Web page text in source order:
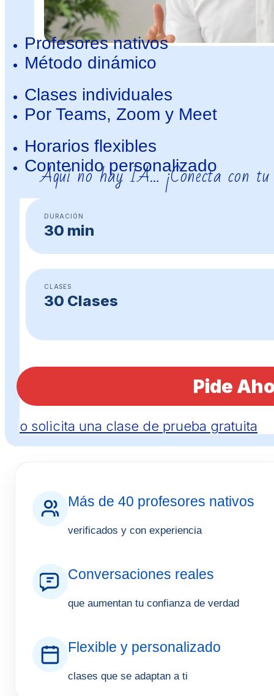
Profesores nativos
Método dinámico
Clases individuales
Por Teams, Zoom y Meet
Horarios flexibles
Contenido personalizado
Aquí no hay IA… ¡Conecta con
DURACIÓN
30 min
CLASES
30 Clases
Pide
o solicita una clase de prueba gratuita
Más de 40 profesores nativos
verificados y con experiencia
Conversaciones reales
que aumentan tu confianza de verdad
Flexible y personalizado
clases que se adaptan a ti